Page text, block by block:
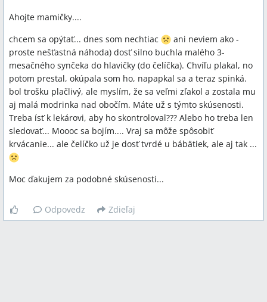
Ahojte mamičky....
chcem sa opýtať... dnes som nechtiac
ani neviem ako -
proste nešťastná náhoda) dosť silno buchla malého 3-
mesačného synčeka do hlavičky (do čelíčka). Chvíľu plakal, no
potom prestal, okúpala som ho, napapkal sa a teraz spinká.
bol trošku plačlivý, ale myslím, že sa veľmi zľakol a zostala mu
aj malá modrinka nad obočím. Máte už s týmto skúsenosti.
Treba ísť k lekárovi, aby ho skontroloval??? Alebo ho treba len
sledovať... Moooc sa bojím.... Vraj sa môže spôsobiť
krvácanie... ale čelíčko už je dosť tvrdé u bábätiek, ale aj tak ...
Moc ďakujem za podobné skúsenosti...
Odpovedz Zdieľaj